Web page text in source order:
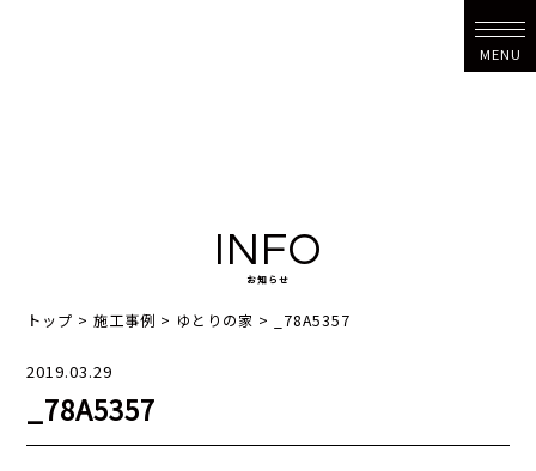
MENU
INFO
お知らせ
トップ >施工事例 > ゆとりの家 > _78A5357
2019.03.29
_78A5357